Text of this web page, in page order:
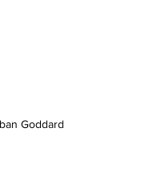
Goddard